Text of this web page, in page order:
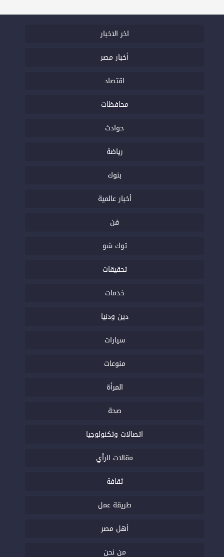
اخر الاخبار
أخبار مصر
اقتصاد
محافظات
حوادث
رياضة
بنوك
أخبار عالمية
فن
توك شو
تحقيقات
خدمات
دين ودنيا
سيارات
منوعات
المرأة
صحة
اتصالات وتكنولوجيا
مقالات الرأي
ثقافة
طريقة عمل
أهل مصر
من نحن